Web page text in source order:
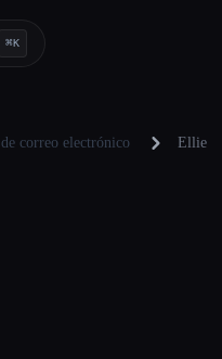
⌘K
correo electrónico Ellie